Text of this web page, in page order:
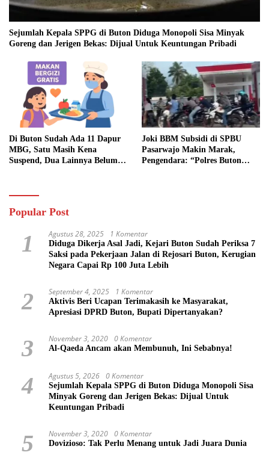
Sejumlah Kepala SPPG di Buton Diduga Monopoli Sisa Minyak
Goreng dan Jerigen Bekas: Dijual Untuk Keuntungan Pribadi
Di Buton Sudah Ada 11 Dapur
MBG, Satu Masih Kena
Suspend, Dua Lainnya Belum
Joki BBM Subsidi di SPBU
Pasarwajo Makin Marak,
Pengendara: “Polres Buton
Popular Post
1 Agustus 28, 2025 1 Komentar
Diduga Dikerja Asal Jadi, Kejari Buton Sudah Periksa 7
Saksi pada Pekerjaan Jalan di Rejosari Buton, Kerugian
Negara Capai Rp 100 Juta Lebih
2 September 4, 2025 1 Komentar
Aktivis Beri Ucapan Terimakasih ke Masyarakat,
Apresiasi DPRD Buton, Bupati Dipertanyakan?
3 November 3, 2020 0 Komentar
Al-Qaeda Ancam akan Membunuh, Ini Sebabnya!
4 Agustus 5, 2026 0 Komentar
Sejumlah Kepala SPPG di Buton Diduga Monopoli Sisa
Minyak Goreng dan Jerigen Bekas: Dijual Untuk
Keuntungan Pribadi
5 November 3, 2020 0 Komentar
Dovizioso: Tak Perlu Menang untuk Jadi Juara Dunia